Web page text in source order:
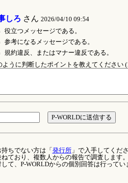
しろ さん 2026/04/10 09:54
役立つメッセージである。
参考になるメッセージである。
規約違反、またはマナー違反である。
ように判断したポイントを教えてください
ちでない方は「 発行所」で入手してくだ
ねており、複数人からの報告で調査します
して、P-WORLDからの個別回答は行ってい